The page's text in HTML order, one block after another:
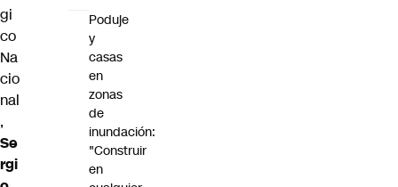
gi
co
Na
cio
nal
,
Se
rgi
Poduje
y
casas
en
zonas
de
inundación:
"Construir
en